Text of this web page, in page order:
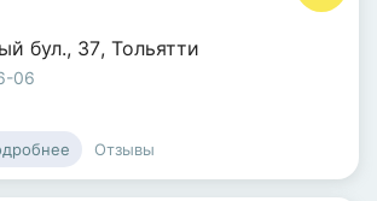
бул., 37, Тольятти
06
Отзывы